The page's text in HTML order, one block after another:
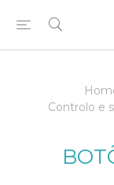
Controlo e